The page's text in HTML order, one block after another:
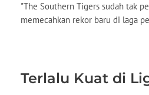
"The Southern Tigers sudah tak
memecahkan rekor baru di laga
Terlalu Kuat di